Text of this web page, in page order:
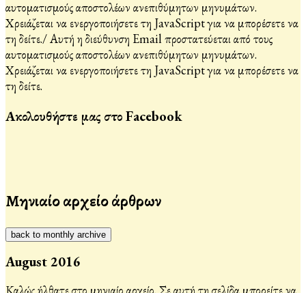
αυτοματισμούς αποστολέων ανεπιθύμητων μηνυμάτων.
Χρειάζεται να ενεργοποιήσετε τη JavaScript για να μπορέσετε να
τη δείτε./Αυτή η διεύθυνση Email προστατεύεται από τους
αυτοματισμούς αποστολέων ανεπιθύμητων μηνυμάτων.
Χρειάζεται να ενεργοποιήσετε τη JavaScript για να μπορέσετε να
τη δείτε.
Ακολουθήστε μας στο Facebook
Μηνιαίο αρχείο άρθρων
back to monthly archive
August 2016